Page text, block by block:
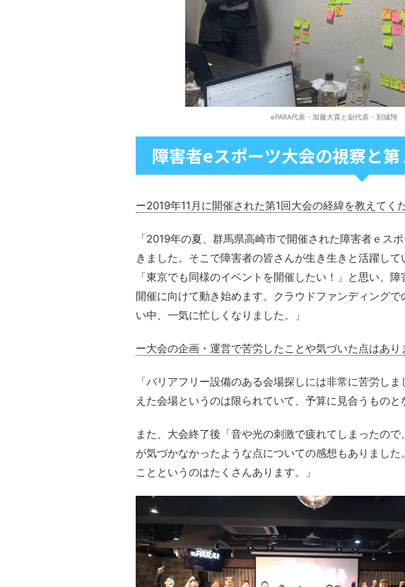
ePARA代表・加藤大貴と副代表・別城翔
障害者eスポーツ大会の視察と
ー2019年11月に開催された第1回大会の経緯を教えてくだ
「2019年の夏、群馬県高崎市で開催された障害者ｅス
きました。そこで障害者の皆さんが生き生きと活躍して
「東京でも同様のイベントを開催したい！」と思い、
開催に向けて動き始めます。クラウドファンディング
い中、一気に忙しくなりました。」
ー大会の企画・運営で苦労したことや気づいた点はあり
「バリアフリー設備のある会場探しには非常に苦労し
えた会場というのは限られていて、予算に見合うものと
また、大会終了後「音や光の刺激で疲れてしまったの
が気づかなかったような点についての感想もありまし
ことというのはたくさんあります。」